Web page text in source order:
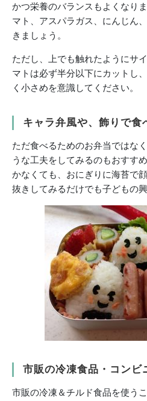
かつ栄養のバランスもよくなり
マト、アスパラガス、にんじん
きましょう。
ただし、上でも触れたようにサ
マトは必ず半分以下にカットし
く小さめを意識してください。
キャラ弁風や、飾りで食
ただ食べるためのお弁当ではな
うな工夫をしてみるのもおすす
かなくても、おにぎりに海苔で
抜きしてみるだけでも子どもの
市販の冷凍食品・コンビ
市販の冷凍＆チルド食品を使う